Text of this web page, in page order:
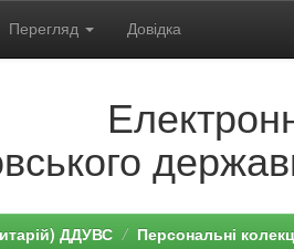
Перегляд Довідка
ДДУВС Персональні